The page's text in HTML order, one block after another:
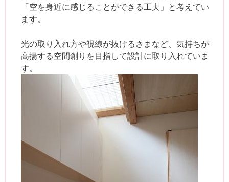
「空を身近に感じることができる工夫」と考えてい
ます。
光の取り入れ方や視線が抜けるさまなど、気持ちが
高揚する空間創りを目指して設計に取り入れていま
す。